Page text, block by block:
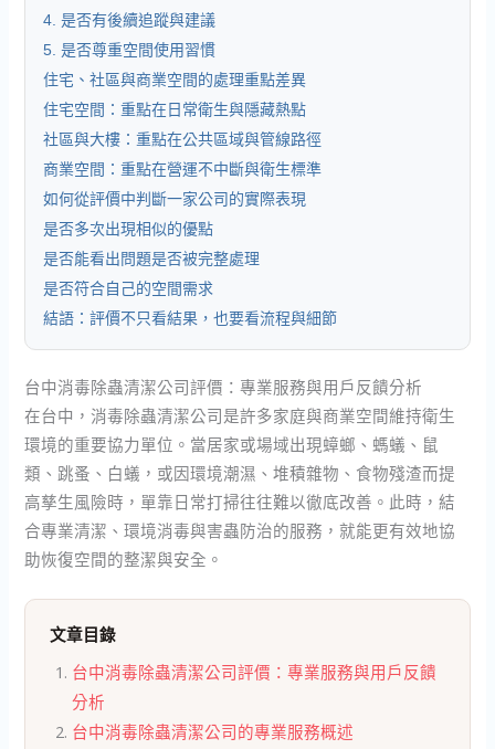
4. 是否有後續追蹤與建議
5. 是否尊重空間使用習慣
住宅、社區與商業空間的處理重點差異
住宅空間：重點在日常衛生與隱藏熱點
社區與大樓：重點在公共區域與管線路徑
商業空間：重點在營運不中斷與衛生標準
如何從評價中判斷一家公司的實際表現
是否多次出現相似的優點
是否能看出問題是否被完整處理
是否符合自己的空間需求
結語：評價不只看結果，也要看流程與細節
台中消毒除蟲清潔公司評價：專業服務與用戶反饋分析
在台中，消毒除蟲清潔公司是許多家庭與商業空間維持衛生
環境的重要協力單位。當居家或場域出現蟑螂、螞蟻、鼠
類、跳蚤、白蟻，或因環境潮濕、堆積雜物、食物殘渣而提
高孳生風險時，單靠日常打掃往往難以徹底改善。此時，結
合專業清潔、環境消毒與害蟲防治的服務，就能更有效地協
助恢復空間的整潔與安全。
文章目錄
台中消毒除蟲清潔公司評價：專業服務與用戶反饋
分析
台中消毒除蟲清潔公司的專業服務概述